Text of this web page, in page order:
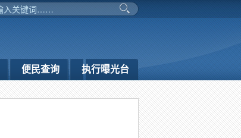
便民查询 执行曝光台